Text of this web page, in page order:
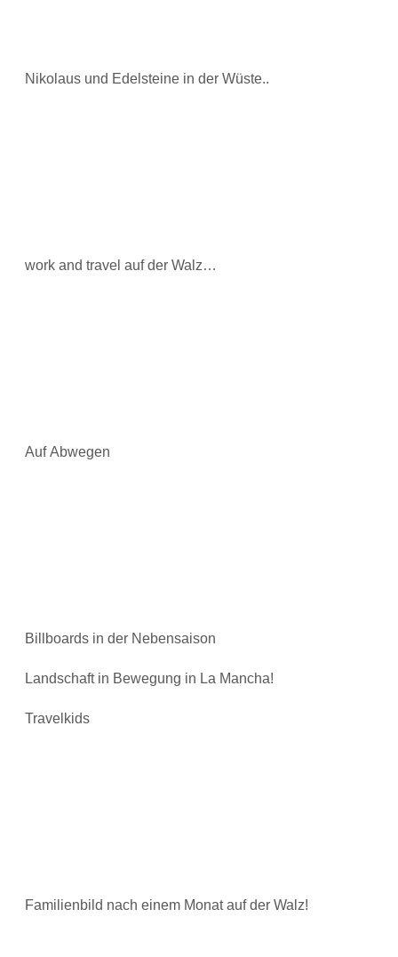
Nikolaus und Edelsteine in der Wüste..
work and travel auf der Walz…
Auf Abwegen
Billboards in der Nebensaison
Landschaft in Bewegung in La Mancha!
Travelkids
Familienbild nach einem Monat auf der Walz!